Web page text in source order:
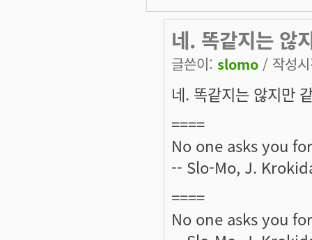
네. 똑같지는 않
글쓴이: slomo / 작성
네. 똑같지는 않지만
====
No one asks you
-- Slo-Mo, J.
====
No one asks you